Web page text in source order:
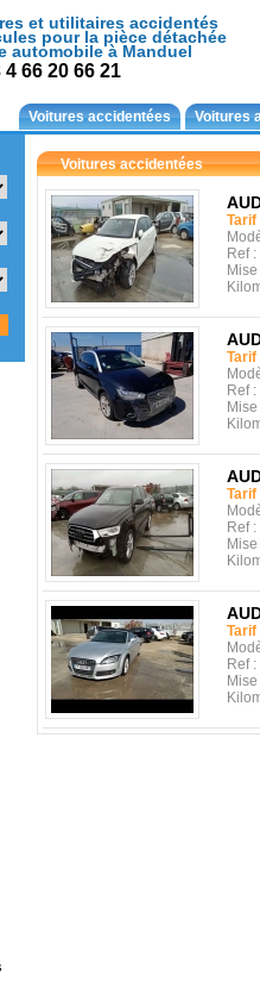
et utilitaires accidentés
pour la pièce détachée
automobile à Manduel
4 66 20 66 21
Voitures accidentées Voitures
Voitures accidentées
Ref :
Ref :
Ref :
Ref :